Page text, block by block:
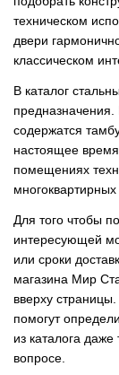
техническом
двери
классическом
В каталог
содержатся
настоящее
помещениях
многоквартирных
Для того чтобы
интересующей
или сроки
магазина Мир
вверху
помогут
из каталога
вопросе.